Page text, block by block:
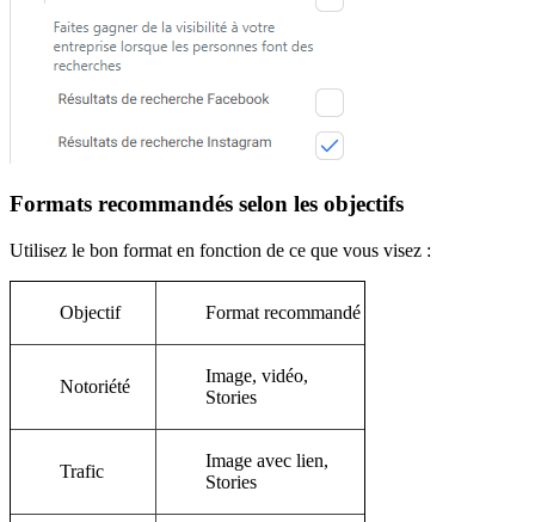
Formats recommandés selon les objectifs
Utilisez le bon format en fonction de ce que vous visez :
Objectif Format recommandé
Notoriété
Image, vidéo,
Stories
Trafic
Image avec lien,
Stories